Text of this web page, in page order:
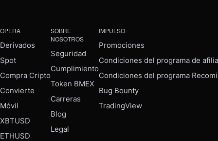
OPERA
Derivados
Spot
Compra Cripto
Convierte
Móvil
XBTUSD
ETHUSD
SOBRE
NOSOTROS
Seguridad
Cumplimiento
Token BMEX
Carreras
Blog
Legal
IMPULSO
Promociones
Condiciones del programa de
Condiciones del programa
Bug Bounty
TradingView